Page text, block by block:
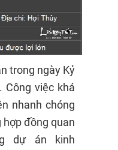
trong ngày Kỷ
Công việc khá
nhanh chóng
đồng quan
dự án kinh